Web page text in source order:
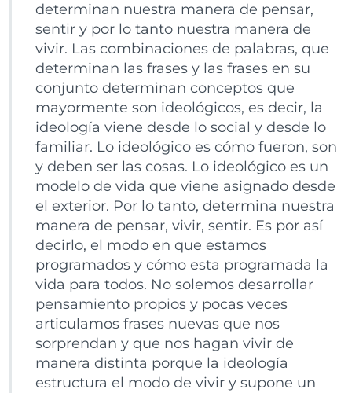
determinan nuestra manera de pensar,
sentir y por lo tanto nuestra manera de
vivir. Las combinaciones de palabras, que
determinan las frases y las frases en su
conjunto determinan conceptos que
mayormente son ideológicos, es decir, la
ideología viene desde lo social y desde lo
familiar. Lo ideológico es cómo fueron, son
y deben ser las cosas. Lo ideológico es un
modelo de vida que viene asignado desde
el exterior. Por lo tanto, determina nuestra
manera de pensar, vivir, sentir. Es por así
decirlo, el modo en que estamos
programados y cómo esta programada la
vida para todos. No solemos desarrollar
pensamiento propios y pocas veces
articulamos frases nuevas que nos
sorprendan y que nos hagan vivir de
manera distinta porque la ideología
estructura el modo de vivir y supone un